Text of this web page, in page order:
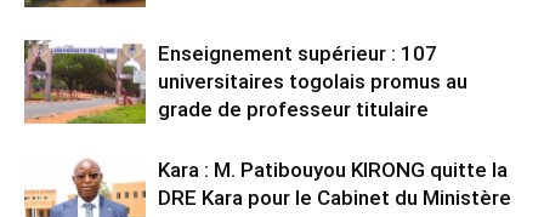
Enseignement supérieur : 107
universitaires togolais promus au
grade de professeur titulaire
Kara : M. Patibouyou KIRONG quitte la
DRE Kara pour le Cabinet du Ministère